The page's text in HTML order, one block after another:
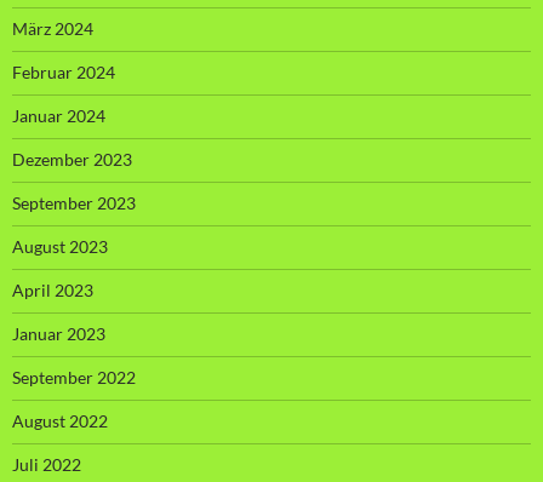
März 2024
Februar 2024
Januar 2024
Dezember 2023
September 2023
August 2023
April 2023
Januar 2023
September 2022
August 2022
Juli 2022